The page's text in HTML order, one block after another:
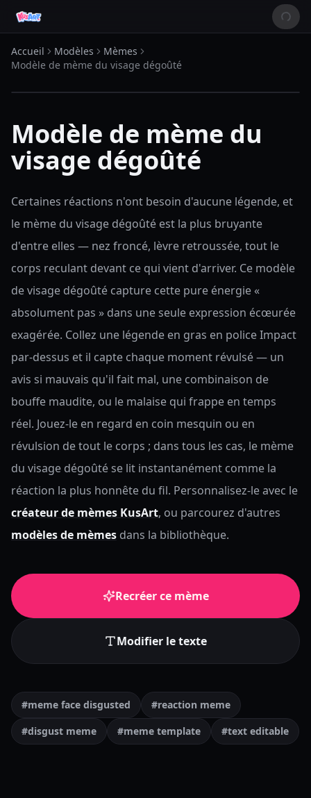
Accueil Modèles
Mèmes
Modèle de mème du visage dégoûté
Modèle de mème du
visage dégoûté
Certaines réactions n'ont besoin d'aucune légende, et
le mème du visage dégoûté est la plus bruyante
d'entre elles — nez froncé, lèvre retroussée, tout le
corps reculant devant ce qui vient d'arriver. Ce modèle
de visage dégoûté capture cette pure énergie «
absolument pas » dans une seule expression écœurée
exagérée. Collez une légende en gras en police Impact
par-dessus et il capte chaque moment révulsé — un
avis si mauvais qu'il fait mal, une combinaison de
bouffe maudite, ou le malaise qui frappe en temps
réel. Jouez-le en regard en coin mesquin ou en
révulsion de tout le corps ; dans tous les cas, le mème
du visage dégoûté se lit instantanément comme la
réaction la plus honnête du fil. Personnalisez-le avec le
créateur de mèmes KusArt, ou parcourez d'autres
modèles de mèmes dans la bibliothèque.
Recréer ce mème
Modifier le texte
#meme face disgusted
#reaction meme
#disgust meme
#meme template #text editable